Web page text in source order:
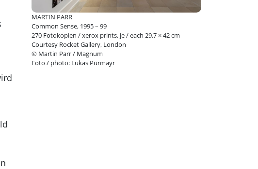
KunstKulturQuartier
MARTIN PARR
Common Sense, 1995 – 99
270 Fotokopien / xerox prints, je / each 29,7 × 42 cm
Courtesy Rocket Gallery, London
© Martin Parr / Magnum
Foto / photo: Lukas Pürmayr